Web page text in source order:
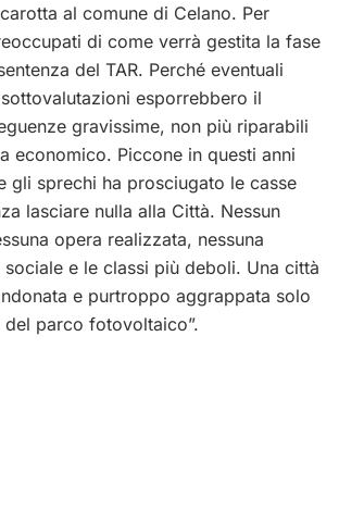
al comune di Celano. Per
di come verrà gestita la fase
del TAR. Perché eventuali
esporrebbero il
gravissime, non più riparabili
economico. Piccone in questi anni
gli sprechi ha prosciugato le casse
lasciare nulla alla Città. Nessun
opera realizzata, nessuna
e le classi più deboli. Una città
e purtroppo aggrappata solo
del parco fotovoltaico”.